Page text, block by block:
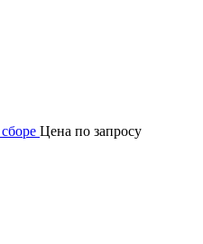
Цена по запросу